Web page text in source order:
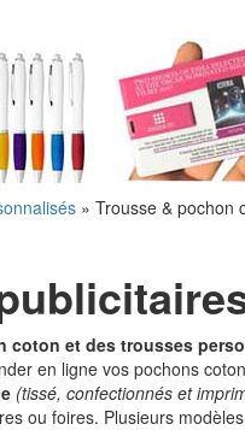
» Trousse & pochon
coton et des trousses
en ligne vos pochons
(tissé, confectionnés et
ou foires. Plusieurs